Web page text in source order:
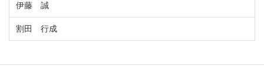
伊藤 誠
割田 行成